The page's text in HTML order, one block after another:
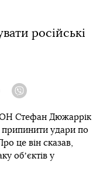
російські
Telegram
Стефан Дюжаррік
припинити удари по
це він сказав,
обʼєктів у